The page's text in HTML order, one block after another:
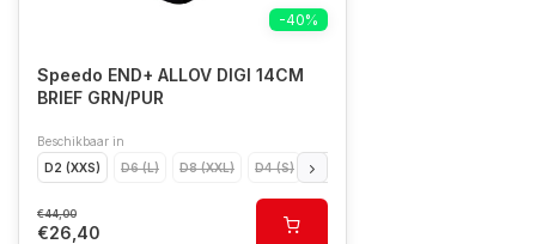
-40%
Speedo END+ ALLOV DIGI 14CM
BRIEF GRN/PUR
Beschikbaar in
D2 (XXS)
D6 (L) D8 (XXL) D4 (S)
€44,00
€26,40